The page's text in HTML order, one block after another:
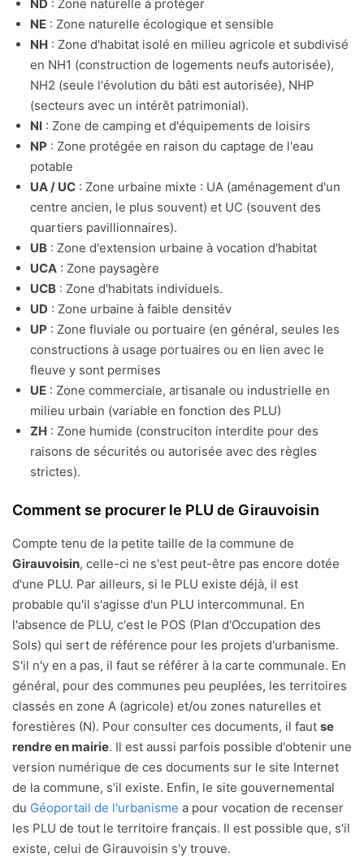
ND : Zone naturelle à protéger
NE : Zone naturelle écologique et sensible
NH : Zone d'habitat isolé en milieu agricole et subdivisé
en NH1 (construction de logements neufs autorisée),
NH2 (seule l'évolution du bâti est autorisée), NHP
(secteurs avec un intérêt patrimonial).
NI : Zone de camping et d'équipements de loisirs
NP : Zone protégée en raison du captage de l'eau
potable
UA / UC : Zone urbaine mixte : UA (aménagement d'un
centre ancien, le plus souvent) et UC (souvent des
quartiers pavillionnaires).
UB : Zone d'extension urbaine à vocation d'habitat
UCA : Zone paysagère
UCB : Zone d'habitats individuels.
UD : Zone urbaine à faible densitév
UP : Zone fluviale ou portuaire (en général, seules les
constructions à usage portuaires ou en lien avec le
fleuve y sont permises
UE : Zone commerciale, artisanale ou industrielle en
milieu urbain (variable en fonction des PLU)
ZH : Zone humide (construciton interdite pour des
raisons de sécurités ou autorisée avec des règles
strictes).
Comment se procurer le PLU de Girauvoisin
Compte tenu de la petite taille de la commune de
Girauvoisin, celle-ci ne s'est peut-être pas encore dotée
d'une PLU. Par ailleurs, si le PLU existe déjà, il est
probable qu'il s'agisse d'un PLU intercommunal. En
l'absence de PLU, c'est le POS (Plan d'Occupation des
Sols) qui sert de référence pour les projets d'urbanisme.
S'il n'y en a pas, il faut se référer à la carte communale. En
général, pour des communes peu peuplées, les territoires
classés en zone A (agricole) et/ou zones naturelles et
forestières (N). Pour consulter ces documents, il faut se
rendre en mairie. Il est aussi parfois possible d'obtenir une
version numérique de ces documents sur le site Internet
de la commune, s'il existe. Enfin, le site gouvernemental
du Géoportail de l'urbanisme a pour vocation de recenser
les PLU de tout le territoire français. Il est possible que, s'il
existe, celui de Girauvoisin s'y trouve.